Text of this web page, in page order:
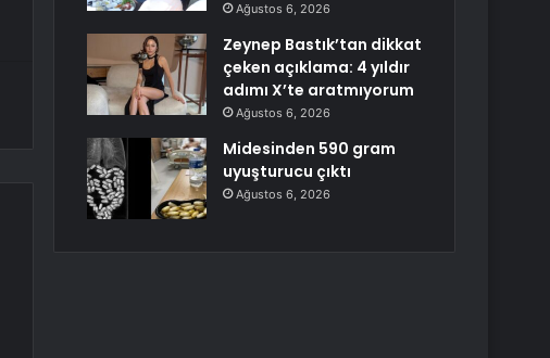
Ağustos 6, 2026
Zeynep Bastık’tan dikkat
çeken açıklama: 4 yıldır
adımı X’te aratmıyorum
Ağustos 6, 2026
Midesinden 590 gram
uyuşturucu çıktı
Ağustos 6, 2026